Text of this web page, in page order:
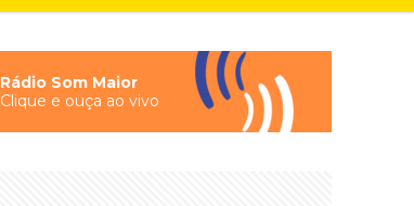
Rádio Som Maior
Clique e ouça ao vivo